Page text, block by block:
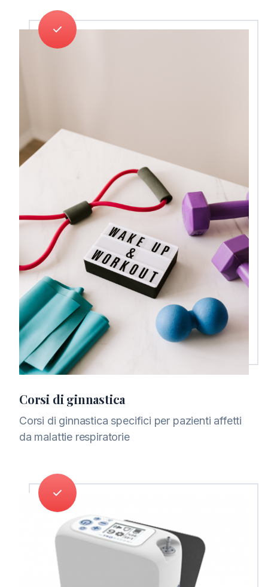
Corsi di ginnastica
Corsi di ginnastica specifici per pazienti affetti
da malattie respiratorie